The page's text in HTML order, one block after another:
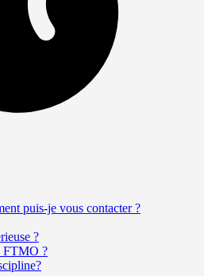
puis-je vous contacter ?
?
FTMO ?